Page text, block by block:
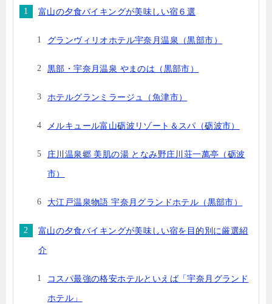
富山の夕食バイキングが美味しい宿６選
グランヴィリオホテル宇奈月温泉（黒部市）
黒部・宇奈月温泉 やまのは（黒部市）
ホテルグランミラージュ（魚津市）
メルキュール富山砺波リゾート＆スパ（砺波市）
庄川温泉郷 美肌の湯 となみ野庄川荘一萬亭（砺波
市）
大江戸温泉物語 宇奈月グランドホテル（黒部市）
富山の夕食バイキングが美味しい宿を目的別に厳選紹
介
コスパ最強の格安ホテルといえば「宇奈月グランド
ホテル」